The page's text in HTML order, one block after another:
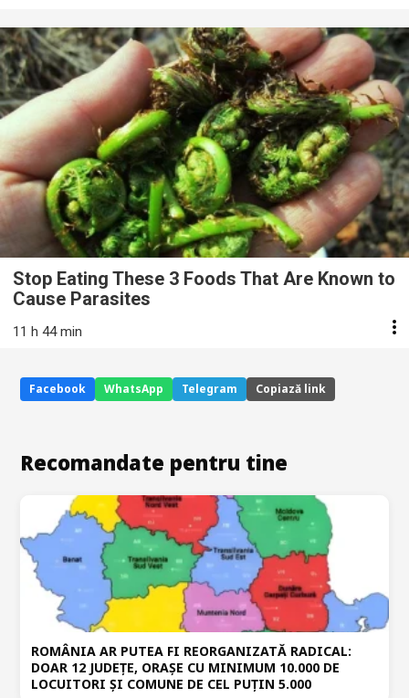
Stop Eating These 3 Foods That Are Known to
Cause Parasites
11 h 44 min
Facebook WhatsApp Telegram Copiază link
Recomandate pentru tine
ROMÂNIA AR PUTEA FI REORGANIZATĂ RADICAL:
DOAR 12 JUDEȚE, ORAȘE CU MINIMUM 10.000 DE
LOCUITORI ȘI COMUNE DE CEL PUȚIN 5.000